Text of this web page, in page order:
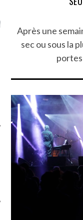
ANNIVERSAIRE
SOCIAUX
Après une
sec ou sous la